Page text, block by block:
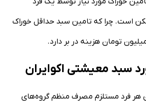
است. چرا که تامین سبد حداقل خوراک
سبد معیشتی اکوایران
هر فرد مستلزم مصرف منظم گروه‌های